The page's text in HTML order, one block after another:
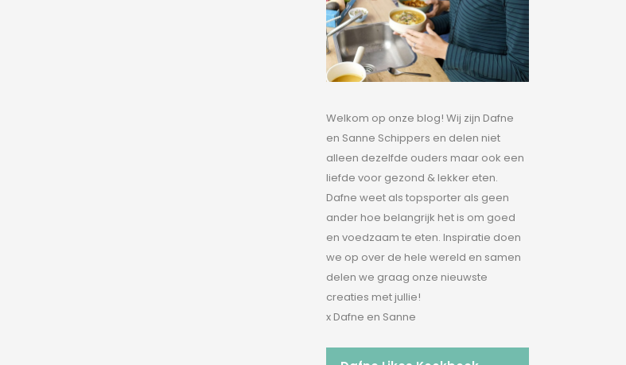
Welkom op onze blog! Wij zijn Dafne
en Sanne Schippers en delen niet
alleen dezelfde ouders maar ook een
liefde voor gezond & lekker eten.
Dafne weet als topsporter als geen
ander hoe belangrijk het is om goed
en voedzaam te eten. Inspiratie doen
we op over de hele wereld en samen
delen we graag onze nieuwste
creaties met jullie!
x Dafne en Sanne